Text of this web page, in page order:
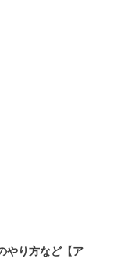
やり方など【ア